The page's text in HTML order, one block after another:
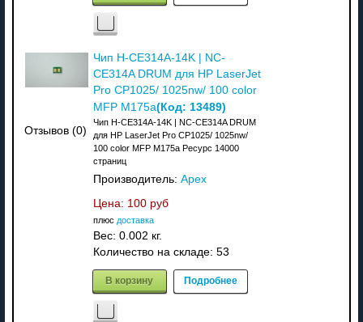
Отзывов (0)
Чип H-CE314A-14K | NC-
CE314A DRUM для HP LaserJet
Pro CP1025/ 1025nw/ 100 color
MFP M175a(Код: 13489)
Чип H-CE314A-14K | NC-CE314A DRUM
для HP LaserJet Pro CP1025/ 1025nw/
100 color MFP M175a Ресурс 14000
страниц
Производитель: Apex
Цена: 100 руб
плюс доставка
Вес: 0.002 кг.
Количество на складе: 53
В корзину Подробнее